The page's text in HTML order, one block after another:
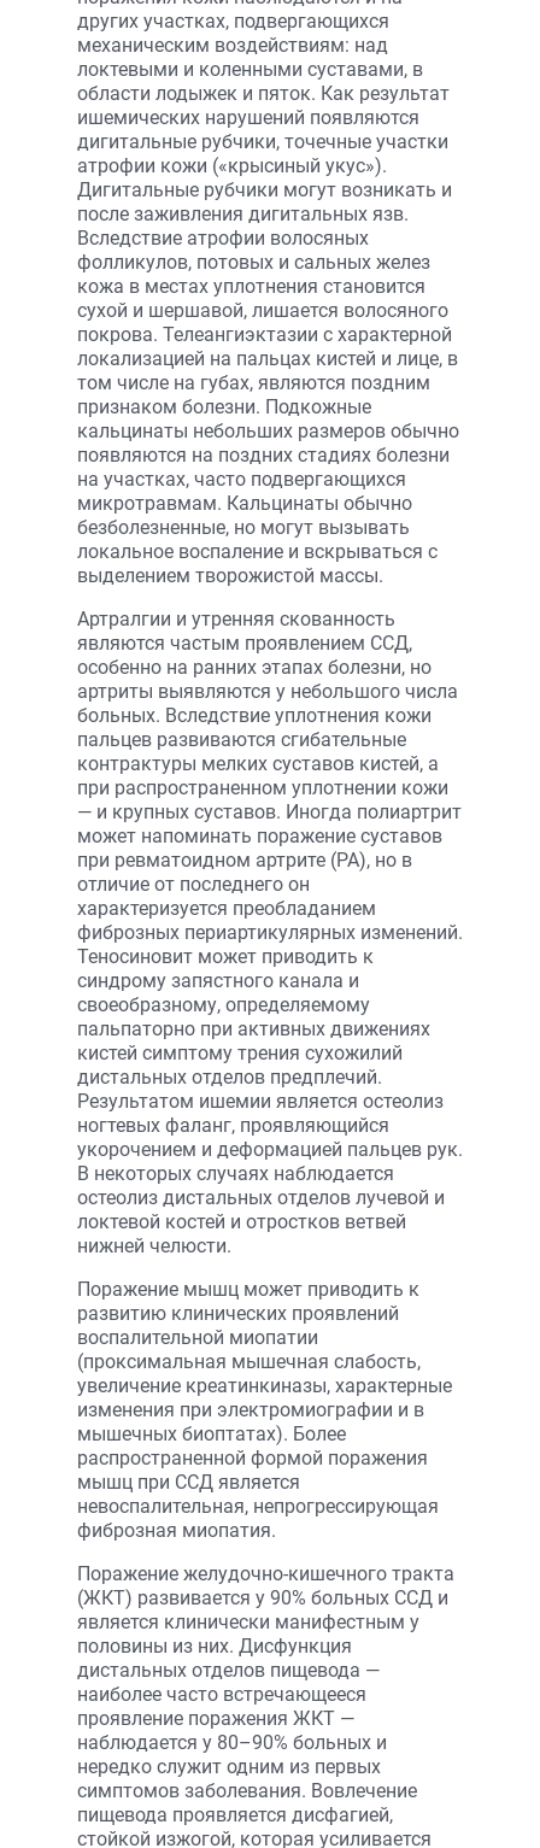
других участках, подвергающихся
механическим воздействиям: над
локтевыми и коленными суставами, в
области лодыжек и пяток. Как результат
ишемических нарушений появляются
дигитальные рубчики, точечные участки
атрофии кожи («крысиный укус»).
Дигитальные рубчики могут возникать и
после заживления дигитальных язв.
Вследствие атрофии волосяных
фолликулов, потовых и сальных желез
кожа в местах уплотнения становится
сухой и шершавой, лишается волосяного
покрова. Телеангиэктазии с характерной
локализацией на пальцах кистей и лице, в
том числе на губах, являются поздним
признаком болезни. Подкожные
кальцинаты небольших размеров обычно
появляются на поздних стадиях болезни
на участках, часто подвергающихся
микротравмам. Кальцинаты обычно
безболезненные, но могут вызывать
локальное воспаление и вскрываться с
выделением творожистой массы.
Артралгии и утренняя скованность
являются частым проявлением ССД,
особенно на ранних этапах болезни, но
артриты выявляются у небольшого числа
больных. Вследствие уплотнения кожи
пальцев развиваются сгибательные
контрактуры мелких суставов кистей, а
при распространенном уплотнении кожи
— и крупных суставов. Иногда полиартрит
может напоминать поражение суставов
при ревматоидном артрите (РА), но в
отличие от последнего он
характеризуется преобладанием
фиброзных периартикулярных изменений.
Теносиновит может приводить к
синдрому запястного канала и
своеобразному, определяемому
пальпаторно при активных движениях
кистей симптому трения сухожилий
дистальных отделов предплечий.
Результатом ишемии является остеолиз
ногтевых фаланг, проявляющийся
укорочением и деформацией пальцев рук.
В некоторых случаях наблюдается
остеолиз дистальных отделов лучевой и
локтевой костей и отростков ветвей
нижней челюсти.
Поражение мышц может приводить к
развитию клинических проявлений
воспалительной миопатии
(проксимальная мышечная слабость,
увеличение креатинкиназы, характерные
изменения при электромиографии и в
мышечных биоптатах). Более
распространенной формой поражения
мышц при ССД является
невоспалительная, непрогрессирующая
фиброзная миопатия.
Поражение желудочно-кишечного тракта
(ЖКТ) развивается у 90% больных ССД и
является клинически манифестным у
половины из них. Дисфункция
дистальных отделов пищевода —
наиболее часто встречающееся
проявление поражения ЖКТ —
наблюдается у 80–90% больных и
нередко служит одним из первых
симптомов заболевания. Вовлечение
пищевода проявляется дисфагией,
стойкой изжогой, которая усиливается